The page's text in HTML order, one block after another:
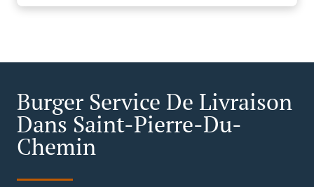
Burger Service De Livraison
Dans Saint-Pierre-Du-
Chemin